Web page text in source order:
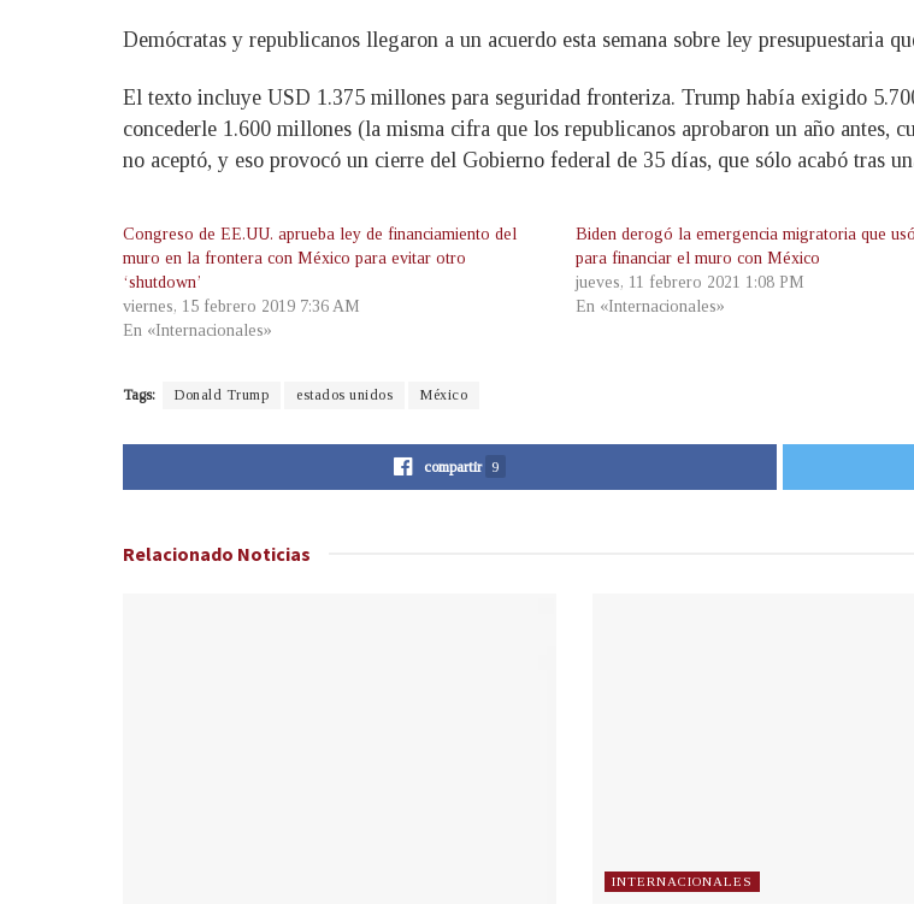
Demócratas y republicanos llegaron a un acuerdo esta semana sobre ley presupuestaria
El texto incluye USD 1.375 millones para seguridad fronteriza. Trump había exigido
concederle 1.600 millones (la misma cifra que los republicanos aprobaron un año antes,
no aceptó, y eso provocó un cierre del Gobierno federal de 35 días, que sólo acabó tras
Congreso de EE.UU. aprueba ley de financiamiento del
muro en la frontera con México para evitar otro
‘shutdown’
viernes, 15 febrero 2019 7:36 AM
En «Internacionales»
Biden derogó la emergencia migratoria que
para financiar el muro con México
jueves, 11 febrero 2021 1:08 PM
En «Internacionales»
Tags: Donald Trump estados unidos México
compartir 9
Relacionado Noticias
INTERNACIONALES